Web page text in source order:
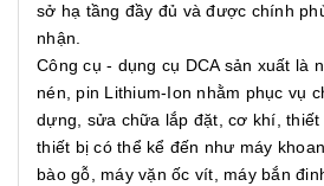
sở hạ tầng đầy đủ và được chính
nhận.
Công cụ - dụng cụ DCA sản xuất là
nén, pin Lithium-Ion nhằm phục vụ
dựng, sửa chữa lắp đặt, cơ khí,
thiết bị có thể kể đến như máy
bào gỗ, máy vặn ốc vít, máy bắn